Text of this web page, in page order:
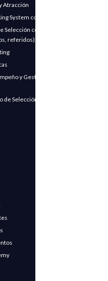
Atracción
System con IA)
con IA
referidos)
y Gestión de
de Selección